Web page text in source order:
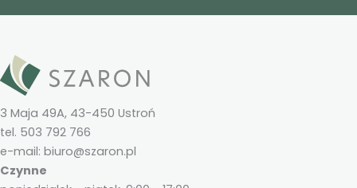
3 Maja 49A, 43-450 Ustroń
tel. 503 792 766
e-mail: biuro@szaron.pl
Czynne